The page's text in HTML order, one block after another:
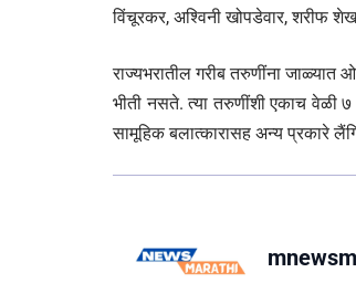
विंचूरकर, अश्विनी खोपडेवार, शरीफ
राज्यभरातील गरीब तरुणींना जाळ्यात
भीती नसते. त्या तरुणींशी एकाच वेळी
सामूहिक बलात्कारासह अन्य प्रकारे